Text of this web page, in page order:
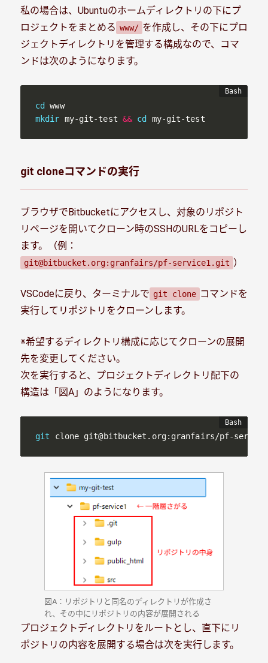
私の場合は、Ubuntuのホームディレクトリの下にプ
ロジェクトをまとめる www/ を作成し、その下にプロ
ジェクトディレクトリを管理する構成なので、コマ
ンドは次のようになります。
cd
www
mkdir my-git-test && cd my-git-test
git cloneコマンドの実行
ブラウザでBitbucketにアクセスし、対象のリポジト
リページを開いてクローン時のSSHのURLをコピーし
ます。（例：
git@bitbucket.org:granfairs/pf-service1.git ）
VSCodeに戻り、ターミナルで git clone コマンドを
実行してリポジトリをクローンします。
※希望するディレクトリ構成に応じてクローンの展開
先を変更してください。
次を実行すると、プロジェクトディレクトリ配下の
構造は「図A」のようになります。
git clone git@bitbucket.org:granfairs/pf-
図A：リポジトリと同名のディレクトリが作成さ
れ、その中にリポジトリの内容が展開される
プロジェクトディレクトリをルートとし、直下にリ
ポジトリの内容を展開する場合は次を実行します。